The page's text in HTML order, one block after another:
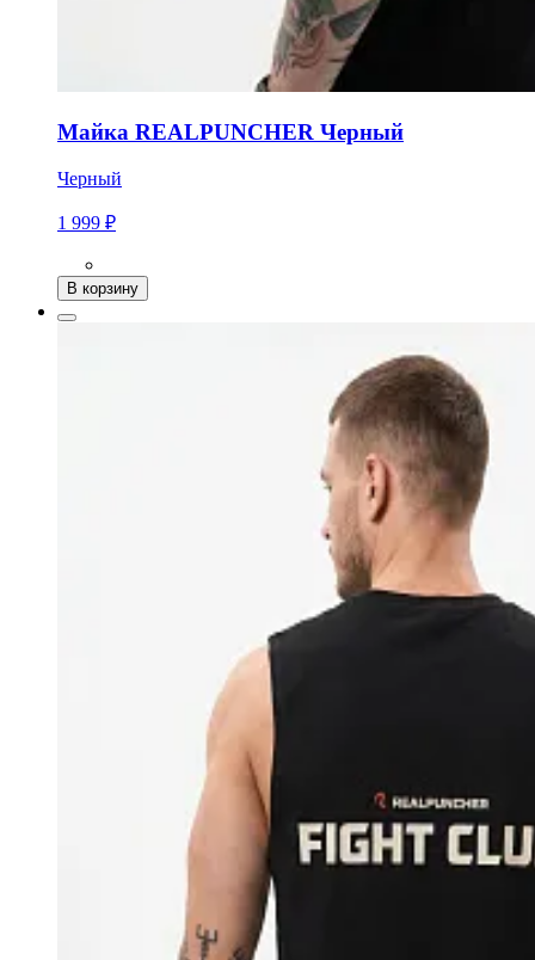
Майка REALPUNCHER Черный
Черный
1 999 ₽
В корзину